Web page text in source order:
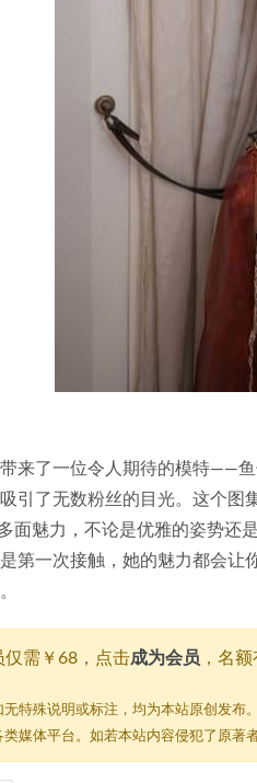
来了一位令人期待的模特——
引了无数粉丝的目光。这个
面魅力，不论是优雅的姿势还
第一次接触，她的魅力都会
仅需￥68，点击成为会员 ，名
特殊说明或标注，均为本站原创发布
媒体平台。如若本站内容侵犯了原著